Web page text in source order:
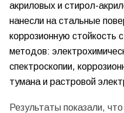
акриловых и стирол-
нанесли на стальные
коррозионную
методов:
спектроскопии,
тумана и растровой
Результаты показали,